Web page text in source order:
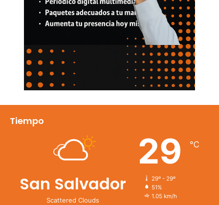
Tiempo
San Salvador
Scattered Clouds
29 ℃
29º - 29º
51%
1.05 km/h